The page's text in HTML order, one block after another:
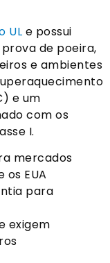
UL e possui
de poeira,
e ambientes
e um
com os
I.
mercados
EUA
para
exigem